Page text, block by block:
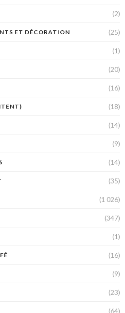
(2)
ET DÉCORATION (25)
(1)
(20)
(16)
(18)
(14)
(9)
(14)
(35)
(1 026)
(347)
(1)
(16)
(9)
(23)
(64)